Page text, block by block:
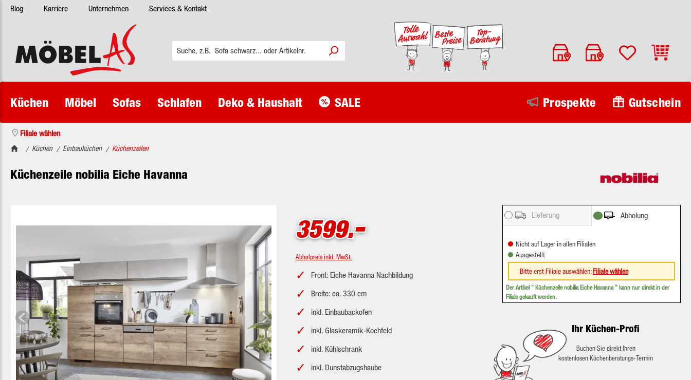
Hauptinhalt springen
Zur Suche springen
Zur Hauptnavigation springen
Blog Karriere Unternehmen Services & Kontakt
Küchen Möbel Sofas Schlafen Deko & Haushalt SALE Prospekte Gutschein
Filiale wählen
/ Küchen / Einbauküchen / Küchenzeilen
Küchenzeile nobilia Eiche Havanna
3599.-
Abholpreis inkl. MwSt.
Front: Eiche Havanna Nachbildung
Breite: ca. 330 cm
inkl. Einbaubackofen
inkl. Glaskeramik-Kochfeld
inkl. Kühlschrank
inkl. Dunstabzugshaube
Lieferung Abholung
Nicht auf Lager in allen Filialen
Ausgestellt
Bitte erst Filiale auswählen:Filiale wählen
Der Artikel " Küchenzeile nobilia Eiche Havanna " kann nur direkt in der
Filiale gekauft werden.
Ihr Küchen-Profi
Buchen Sie direkt Ihren
kostenlosen Küchenberatungs-Termin